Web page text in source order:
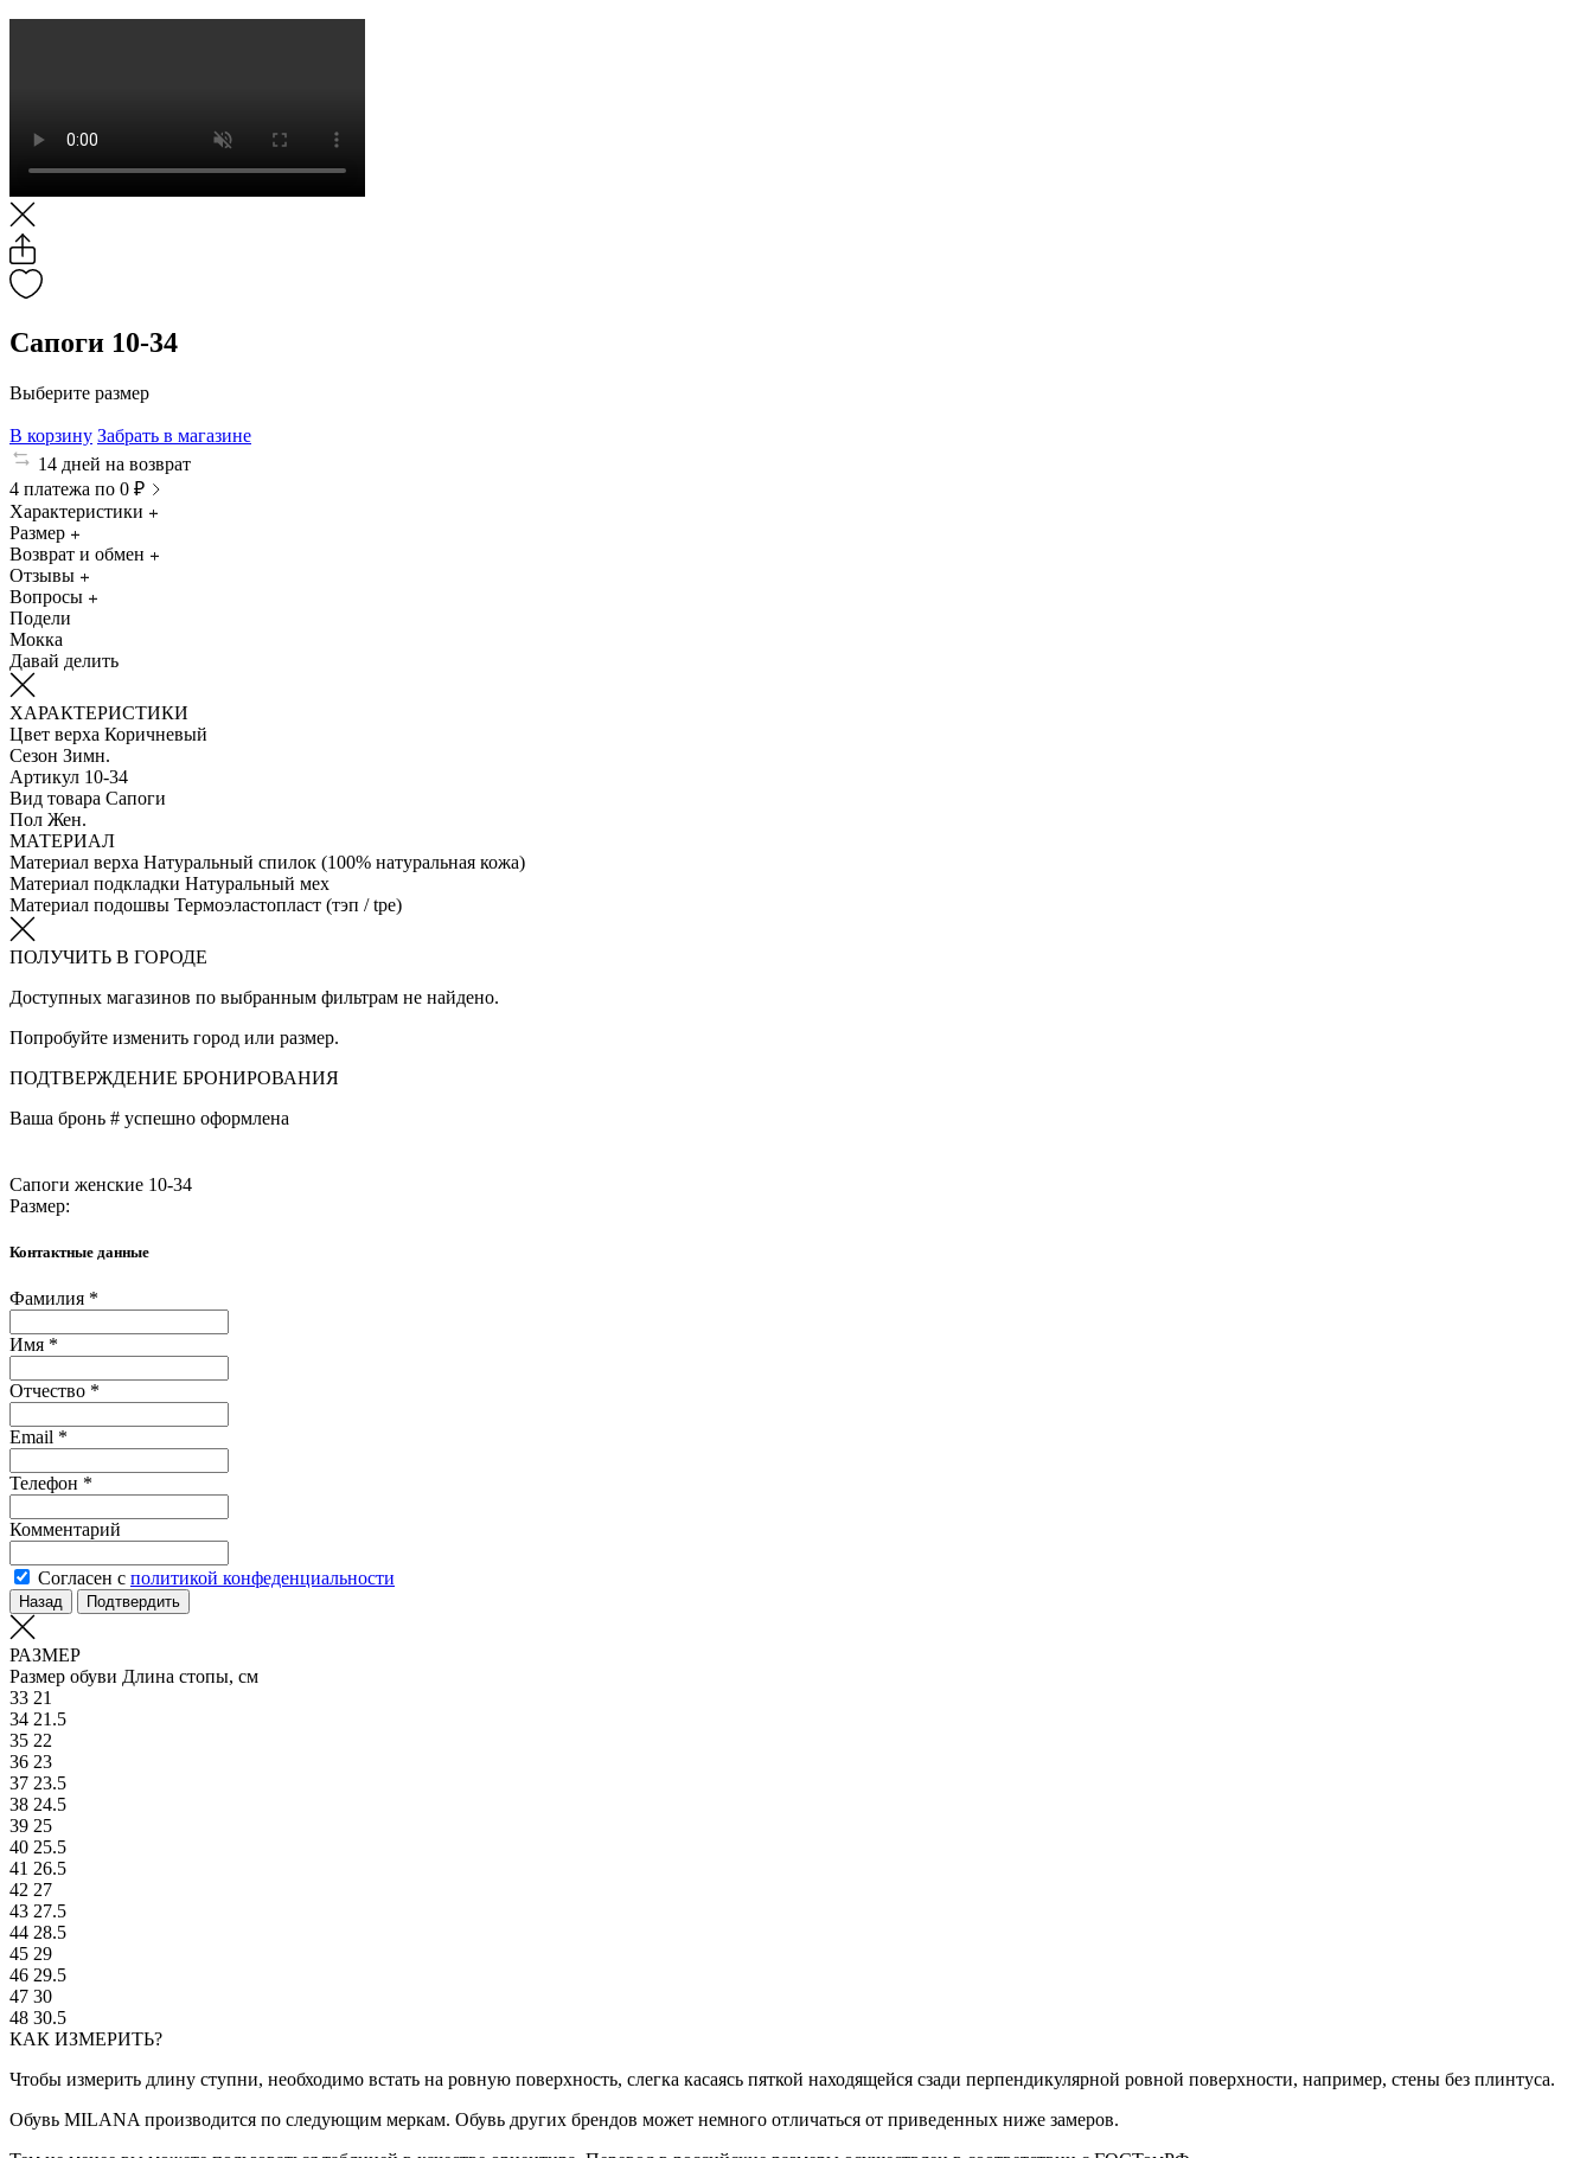
Сапоги 10-34
Выберите размер
В корзину Забрать в магазине
14 дней на возврат
4 платежа по 0 ₽
Характеристики
Размер
Возврат и обмен
Отзывы
Вопросы
Подели
Мокка
Давай делить
ХАРАКТЕРИСТИКИ
Цвет верха Коричневый
Сезон Зимн.
Артикул 10-34
Вид товара Сапоги
Пол Жен.
МАТЕРИАЛ
Материал верха Натуральный спилок (100% натуральная кожа)
Материал подкладки Натуральный мех
Материал подошвы Термоэластопласт (тэп / tpe)
ПОЛУЧИТЬ В ГОРОДЕ
Доступных магазинов по выбранным фильтрам не найдено.
Попробуйте изменить город или размер.
ПОДТВЕРЖДЕНИЕ БРОНИРОВАНИЯ
Ваша бронь # успешно оформлена
Сапоги женские 10-34
Размер:
Контактные данные
Фамилия *
Имя *
Отчество *
Email *
Телефон *
Комментарий
Согласен с политикой конфеденциальности
Назад Подтвердить
РАЗМЕР
Размер обуви Длина стопы, см
33 21
34 21.5
35 22
36 23
37 23.5
38 24.5
39 25
40 25.5
41 26.5
42 27
43 27.5
44 28.5
45 29
46 29.5
47 30
48 30.5
КАК ИЗМЕРИТЬ?
Чтобы измерить длину ступни, необходимо встать на ровную поверхность, слегка касаясь пяткой находящейся сзади перпендикулярной ровной поверхности, например, стены без плинтуса.
Обувь MILANA производится по следующим меркам. Обувь других брендов может немного отличаться от приведенных ниже замеров.